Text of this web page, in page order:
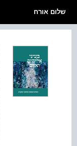
שלום אורח